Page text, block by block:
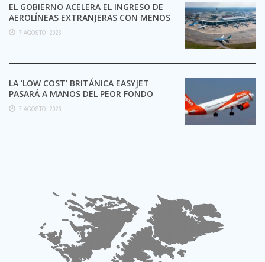
EL GOBIERNO ACELERA EL INGRESO DE
AEROLÍNEAS EXTRANJERAS CON MENOS
TRÁMITES
7 AGOSTO, 2026
LA ‘LOW COST’ BRITÁNICA EASYJET
PASARÁ A MANOS DEL PEOR FONDO
POSIBLE:
7 AGOSTO, 2026